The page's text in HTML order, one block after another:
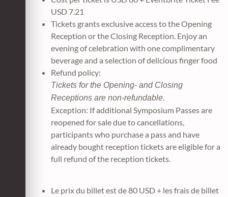
USD 7.21
Tickets grants exclusive access to the Opening
Reception or the Closing Reception. Enjoy an
evening of celebration with one complimentary
beverage and a selection of delicious finger food
Refund policy:
Tickets for the Opening- and Closing
Receptions are non-refundable.
Exception: If additional Symposium Passes are
reopened for sale due to cancellations,
participants who purchase a pass and have
already bought reception tickets are eligible for a
full refund of the reception tickets.
Le prix du billet est de 80 USD + les frais de billet